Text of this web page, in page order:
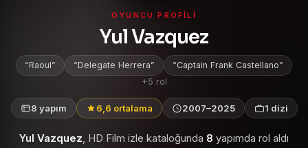
OYUNCU PROFILI
Yul Vazquez
Raoul Delegate Herrera
Captain Frank Castellano
+5 rol
8 yapım 6,6 ortalama 2007–2025 1 dizi
Yul Vazquez, HD Film izle kataloğunda 8 yapımda rol aldı